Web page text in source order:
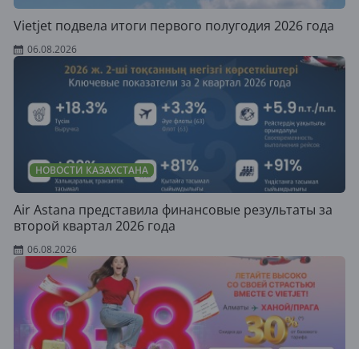
Vietjet подвела итоги первого полугодия 2026 года
06.08.2026
НОВОСТИ КАЗАХСТАНА
Air Astana представила финансовые результаты за
второй квартал 2026 года
06.08.2026